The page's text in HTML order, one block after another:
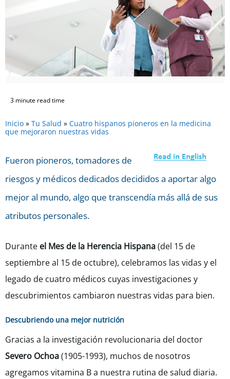
3 minute read time
Inicio » Tu Salud » Cuatro hispanos pioneros en la medicina
que mejoraron nuestras vidas
Fueron pioneros, tomadores de
riesgos y médicos dedicados decididos a aportar algo
mejor al mundo, algo que transcendía más allá de sus
atributos personales.
Durante el Mes de la Herencia Hispana(del 15 de
septiembre al 15 de octubre), celebramos las vidas y el
legado de cuatro médicos cuyas investigaciones y
descubrimientos cambiaron nuestras vidas para bien.
Descubriendo una mejor nutrición
Gracias a la investigación revolucionaria del doctor
Severo Ochoa(1905-1993), muchos de nosotros
agregamos vitamina B a nuestra rutina de salud diaria.